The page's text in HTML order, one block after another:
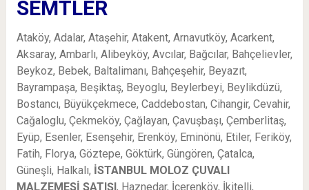
SEMTLER
Ataköy, Adalar, Ataşehir, Atakent, Arnavutköy, Acarkent,
Aksaray, Ambarlı, Alibeyköy, Avcılar, Bağcılar, Bahçelievler,
Beykoz, Bebek, Baltalimanı, Bahçeşehir, Beyazıt,
Bayrampaşa, Beşiktaş, Beyoglu, Beylerbeyi, Beylikdüzü,
Bostancı, Büyükçekmece, Caddebostan, Cihangir, Cevahir,
Cağaloglu, Çekmeköy, Çağlayan, Çavuşbaşı, Çemberlitaş,
Eyüp, Esenler, Esenşehir, Erenköy, Eminönü, Etiler, Feriköy,
Fatih, Florya, Göztepe, Göktürk, Güngören, Çatalca,
Güneşli, Halkalı, İSTANBUL MOLOZ ÇUVALI
MALZEMESİ SATIŞI , Haznedar, İçerenköy, İkitelli,